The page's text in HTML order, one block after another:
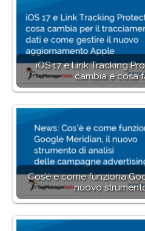
iOS 17 e Link Tracking
cambia e cosa
Cos’è e come funziona
nuovo